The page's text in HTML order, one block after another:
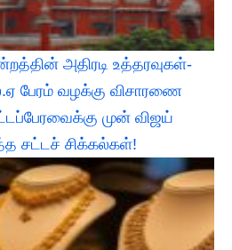
அதிரடி உத்தரவுகள்-
பேரம் வழக்கு விசாரணை
முன் விஜய்
சட்டச் சிக்கல்கள்!